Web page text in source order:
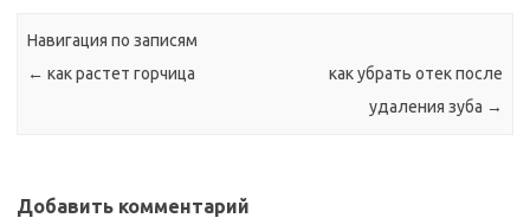
Навигация по записям
← как растет горчица
как убрать отек после
удаления зуба →
Добавить комментарий